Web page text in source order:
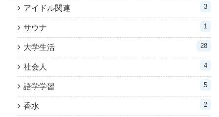
アイドル関連 3
サウナ 1
大学生活 28
社会人 4
語学学習 5
香水 2